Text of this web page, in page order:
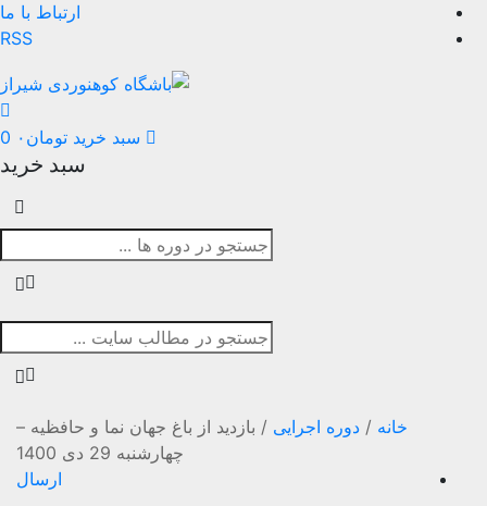
ارتباط با ما
سبد خرید تومان۰ 0
سبد خرید
دوره اجرایی/بازدید از باغ جهان نما و حافظیه –
چهارشنبه 29 دی 1400